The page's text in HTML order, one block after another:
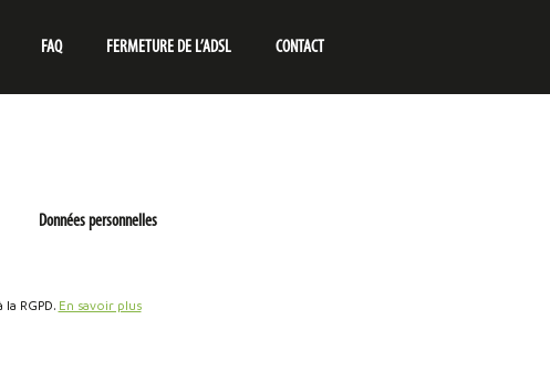
FAQ FERMETURE DE L’ADSL CONTACT
Données personnelles
RGPD. En savoir plus